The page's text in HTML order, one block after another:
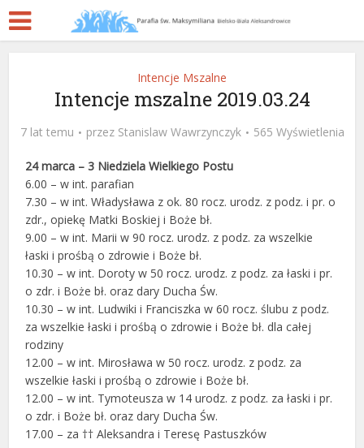
Intencje Mszalne
Intencje mszalne 2019.03.24
7 lat temu przez Stanislaw Wawrzynczyk 565 Wyświetlenia
24 marca – 3 Niedziela Wielkiego Postu
6.00 – w int. parafian
7.30 – w int. Władysława z ok. 80 rocz. urodz. z podz. i pr. o
zdr., opiekę Matki Boskiej i Boże bł.
9.00 – w int. Marii w 90 rocz. urodz. z podz. za wszelkie
łaski i prośbą o zdrowie i Boże bł.
10.30 – w int. Doroty w 50 rocz. urodz. z podz. za łaski i pr.
o zdr. i Boże bł. oraz dary Ducha Św.
10.30 – w int. Ludwiki i Franciszka w 60 rocz. ślubu z podz.
za wszelkie łaski i prośbą o zdrowie i Boże bł. dla całej
rodziny
12.00 – w int. Mirosława w 50 rocz. urodz. z podz. za
wszelkie łaski i prośbą o zdrowie i Boże bł.
12.00 – w int. Tymoteusza w 14 urodz. z podz. za łaski i pr.
o zdr. i Boże bł. oraz dary Ducha Św.
17.00 – za †† Aleksandra i Teresę Pastuszków